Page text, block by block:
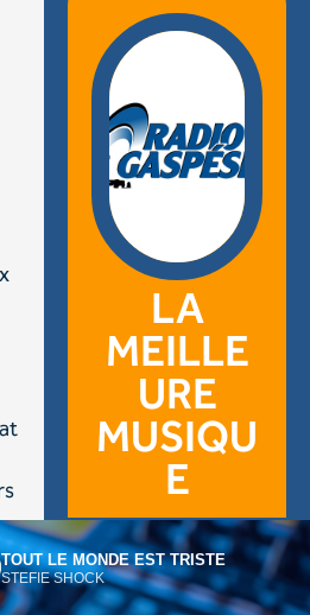
TOUT LE MONDE EST TRISTE
STEFIE SHOCK